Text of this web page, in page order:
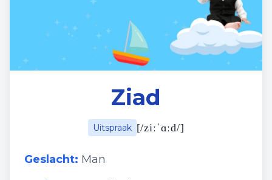
Ziad
Uitspraak [/ziːˈɑːd/]
Geslacht: Man